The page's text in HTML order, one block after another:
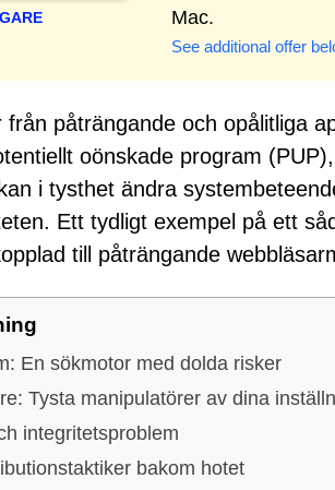
Mac.
See additional offer
påträngande och opålitliga
oönskade program
i tysthet ändra
Ett tydligt exempel på ett
till påträngande
En sökmotor med dolda risker
Tysta manipulatörer av dina
integritetsproblem
bakom hotet